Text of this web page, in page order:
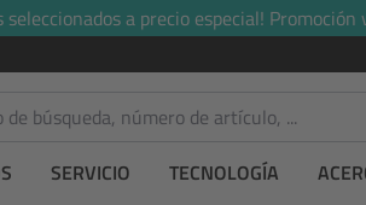
seleccionados a precio especial!
SERVICIO TECNOLOGÍA